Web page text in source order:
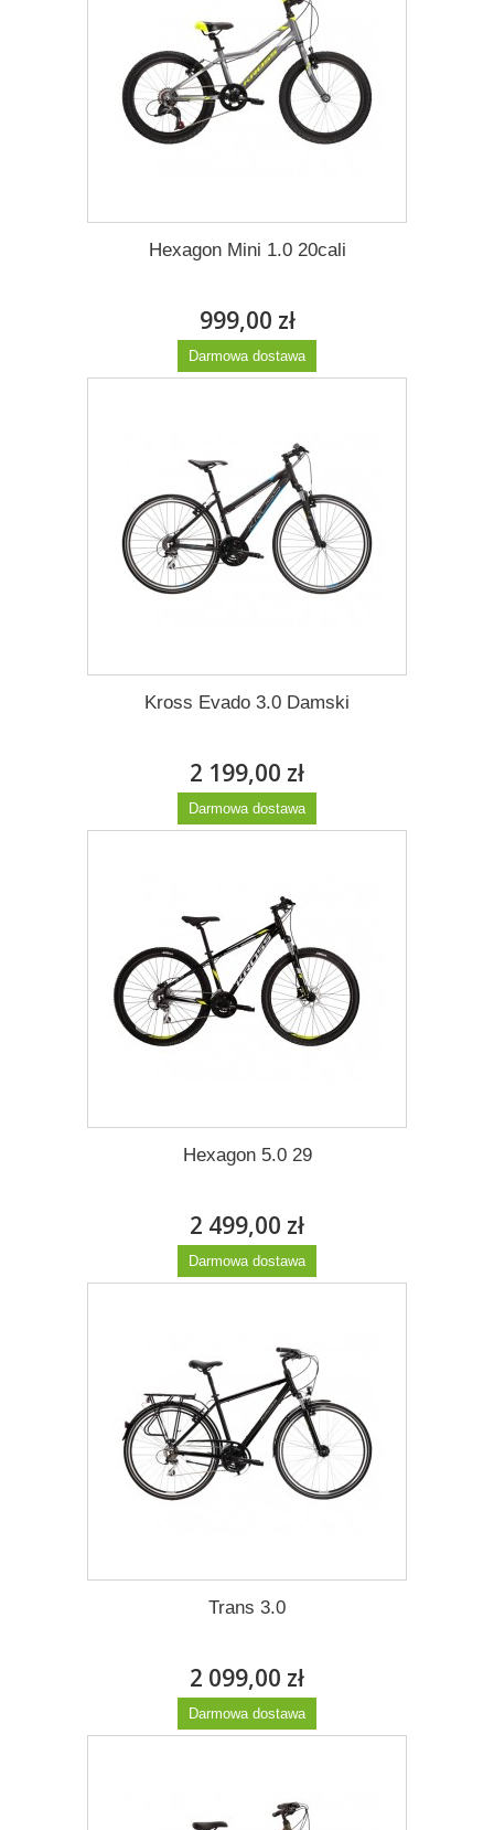
Hexagon Mini 1.0 20cali
999,00 zł
Darmowa dostawa
Kross Evado 3.0 Damski
2 199,00 zł
Darmowa dostawa
Hexagon 5.0 29
2 499,00 zł
Darmowa dostawa
Trans 3.0
2 099,00 zł
Darmowa dostawa